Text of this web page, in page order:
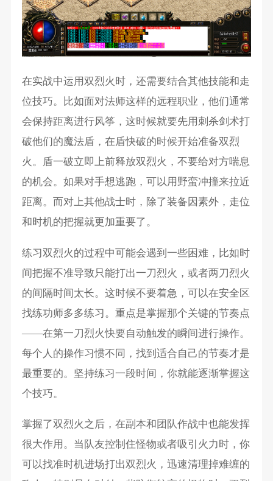
在实战中运用双烈火时，还需要结合其他技能和走
位技巧。比如面对法师这样的远程职业，他们通常
会保持距离进行风筝，这时候就要先用刺杀剑术打
破他们的魔法盾，在盾快破的时候开始准备双烈
火。盾一破立即上前释放双烈火，不要给对方喘息
的机会。如果对手想逃跑，可以用野蛮冲撞来拉近
距离。而对上其他战士时，除了装备因素外，走位
和时机的把握就更加重要了。
练习双烈火的过程中可能会遇到一些困难，比如时
间把握不准导致只能打出一刀烈火，或者两刀烈火
的间隔时间太长。这时候不要着急，可以在安全区
找练功师多多练习。重点是掌握那个关键的节奏点
——在第一刀烈火快要自动触发的瞬间进行操作。
每个人的操作习惯不同，找到适合自己的节奏才是
最重要的。坚持练习一段时间，你就能逐渐掌握这
个技巧。
掌握了双烈火之后，在副本和团队作战中也能发挥
很大作用。当队友控制住怪物或者吸引火力时，你
可以找准时机进场打出双烈火，迅速清理掉难缠的